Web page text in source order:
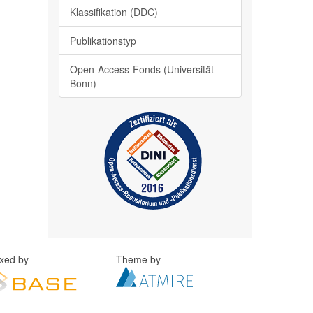
Klassifikation (DDC)
Publikationstyp
Open-Access-Fonds (Universität
Bonn)
by Theme by